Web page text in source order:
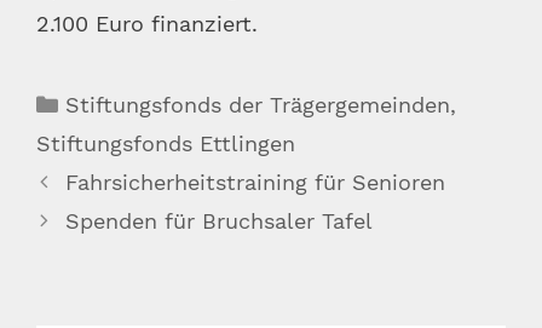
2.100 Euro finanziert.
Kategorien
Stiftungsfonds der Trägergemeinden,
Stiftungsfonds Ettlingen
Fahrsicherheitstraining für Senioren
Spenden für Bruchsaler Tafel